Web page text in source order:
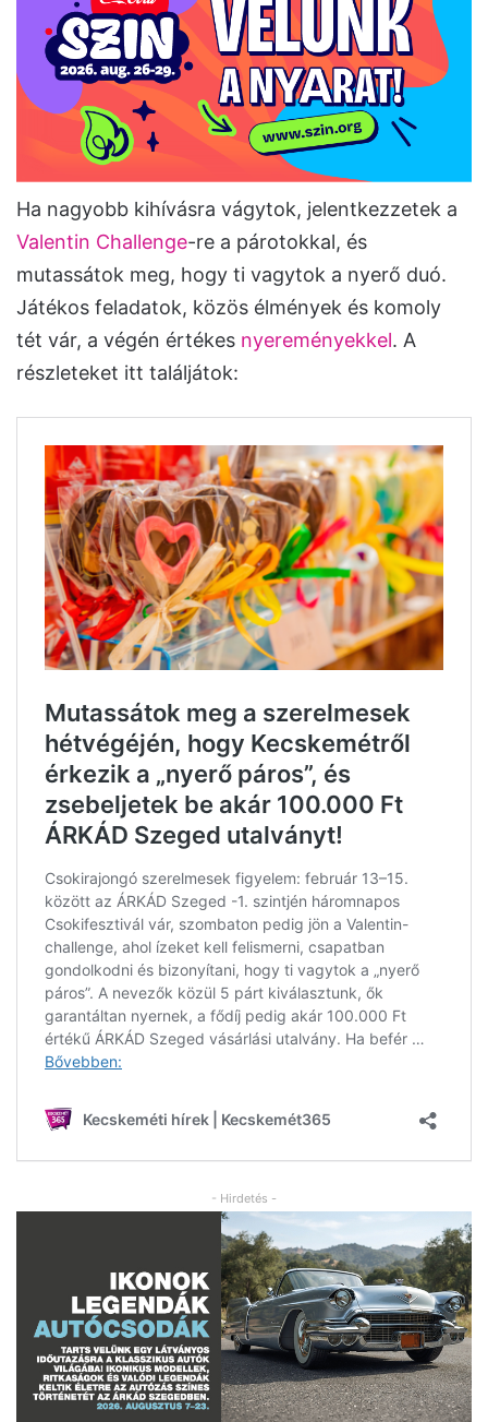
Ha nagyobb kihívásra vágytok, jelentkezzetek a
Valentin Challenge-re a párotokkal, és
mutassátok meg, hogy ti vagytok a nyerő duó.
Játékos feladatok, közös élmények és komoly
tét vár, a végén értékes nyereményekkel. A
részleteket itt találjátok:
- Hirdetés -